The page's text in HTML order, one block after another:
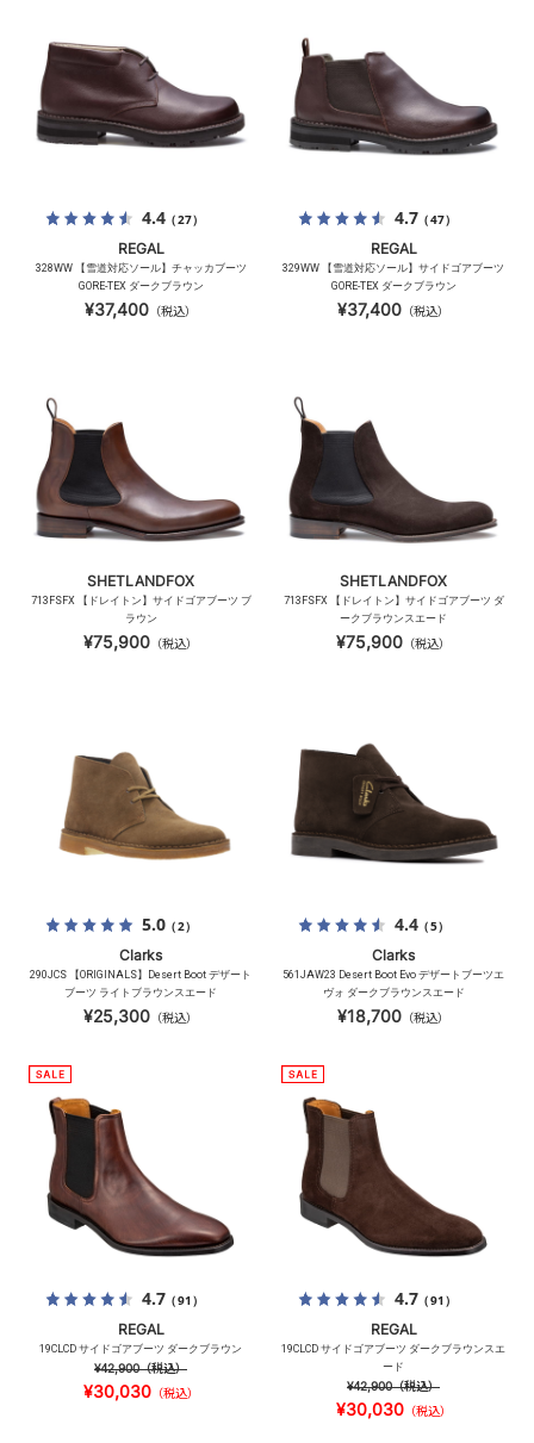
4.4（27）
REGAL
328WW 【雪道対応ソール】チャッカブーツ
GORE-TEX ダークブラウン
¥37,400 （税込）
4.7（47）
REGAL
329WW 【雪道対応ソール】サイドゴアブーツ
GORE-TEX ダークブラウン
¥37,400 （税込）
SHETLANDFOX
713FSFX 【ドレイトン】サイドゴアブーツ ブ
ラウン
¥75,900 （税込）
SHETLANDFOX
713FSFX 【ドレイトン】サイドゴアブーツ ダ
ークブラウンスエード
¥75,900 （税込）
5.0（2）
Clarks
290JCS 【ORIGINALS】Desert Boot デザート
ブーツ ライトブラウンスエード
¥25,300 （税込）
4.4（5）
Clarks
561JAW23 Desert Boot Evo デザートブーツエ
ヴォ ダークブラウンスエード
¥18,700 （税込）
4.7（91）
REGAL
19CLCD サイドゴアブーツ ダークブラウン
¥42,900（税込）
¥30,030（税込）
4.7（91）
REGAL
19CLCD サイドゴアブーツ ダークブラウンスエ
ード
¥42,900（税込）
¥30,030（税込）